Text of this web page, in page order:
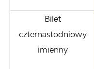
Bilet
czternastodniowy
imienny